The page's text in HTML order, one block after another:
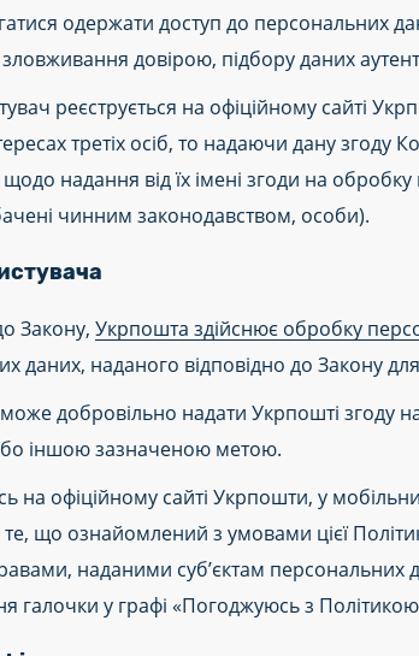
одержати доступ до персональних
довірою, підбору даних
реєструється на офіційному сайті
третіх осіб, то надаючи дану
щодо надання від їх імені згоди на
чинним законодавством, особи).
Закону, Укрпошта здійснює обробку
даних, наданого відповідно до Закону
добровільно надати Укрпошті
іншою зазначеною метою.
на офіційному сайті Укрпошти, у
те, що ознайомлений з умовами цієї
наданими суб’єктам
галочки у графі «Погоджуюсь з Політикою